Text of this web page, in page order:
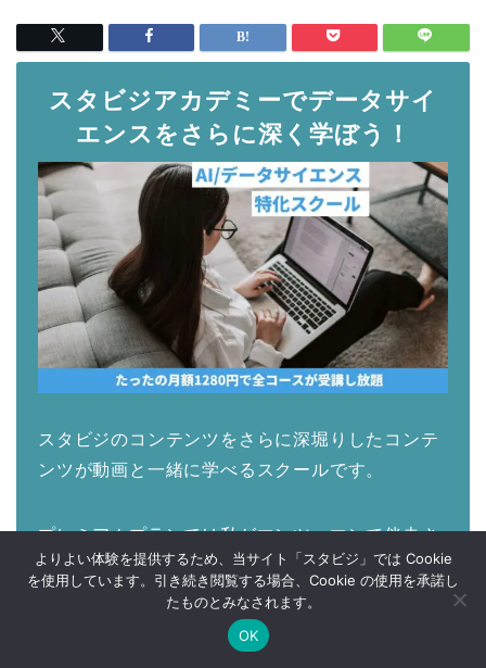
スタビジアカデミーでデータサイ
エンスをさらに深く学ぼう！
スタビジのコンテンツをさらに深堀りしたコンテ
ンツが動画と一緒に学べるスクールです。
プレミアムプランでは私がマンツーマンで伴走さ
せていただきます！ご受講お待ちしております！
スタビジアカデミーはこちら
よりよい体験を提供するため、当サイト「スタビジ」では Cookie
を使用しています。引き続き閲覧する場合、Cookie の使用を承諾し
たものとみなされます。
OK